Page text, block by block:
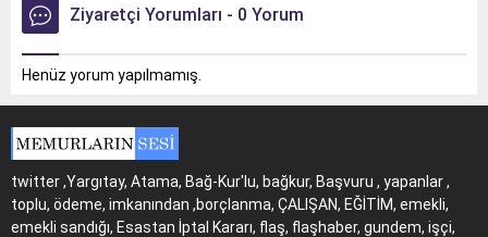
Ziyaretçi Yorumları - 0 Yorum
Henüz yorum yapılmamış.
twitter ,Yargıtay, Atama, Bağ-Kur'lu, bağkur, Başvuru , yapanlar ,
toplu, ödeme, imkanından ,borçlanma, ÇALIŞAN, EĞİTİM, emekli,
emekli sandığı, Esastan İptal Kararı, flaş, flaşhaber, gundem, işçi,